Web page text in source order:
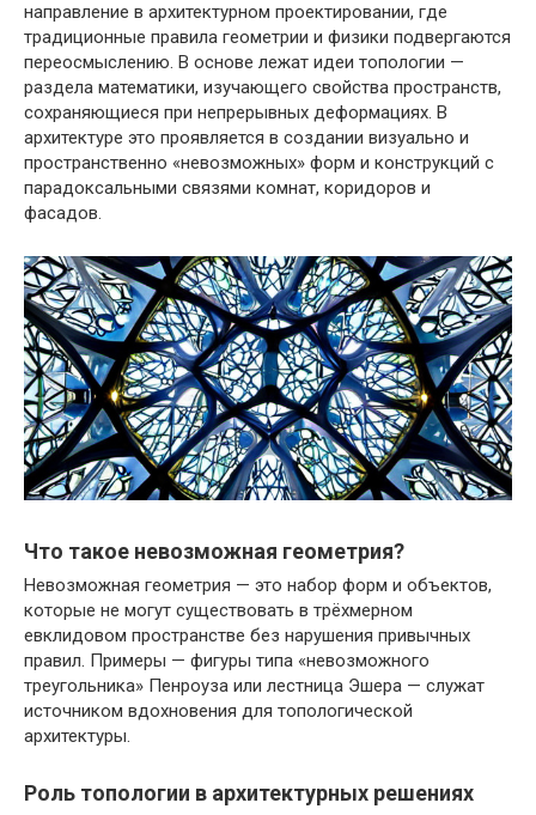
направление в архитектурном проектировании, где
традиционные правила геометрии и физики подвергаются
переосмыслению. В основе лежат идеи топологии —
раздела математики, изучающего свойства пространств,
сохраняющиеся при непрерывных деформациях. В
архитектуре это проявляется в создании визуально и
пространственно «невозможных» форм и конструкций с
парадоксальными связями комнат, коридоров и
фасадов.
Что такое невозможная геометрия?
Невозможная геометрия — это набор форм и объектов,
которые не могут существовать в трёхмерном
евклидовом пространстве без нарушения привычных
правил. Примеры — фигуры типа «невозможного
треугольника» Пенроуза или лестница Эшера — служат
источником вдохновения для топологической
архитектуры.
Роль топологии в архитектурных решениях